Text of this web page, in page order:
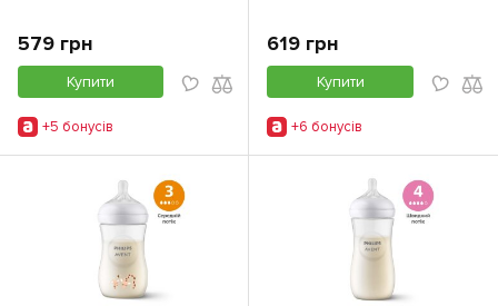
579 грн
Купити
+5 бонусiв
619 грн
Купити
+6 бонусiв